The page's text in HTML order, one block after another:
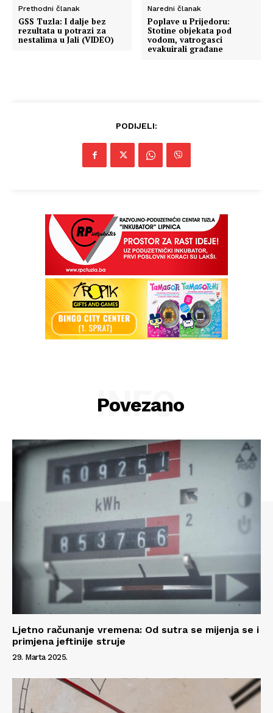
Kontakt
Impressum
Prethodni članak
GSS Tuzla: I dalje bez
rezultata u potrazi za
nestalima u Jali (VIDEO)
Naredni članak
Poplave u Prijedoru:
Stotine objekata pod
vodom, vatrogasci
evakuirali građane
PODIJELI:
Povezano
INFO
Ljetno računanje vremena: Od sutra se mijenja se i
primjena jeftinije struje
29. Marta 2025.